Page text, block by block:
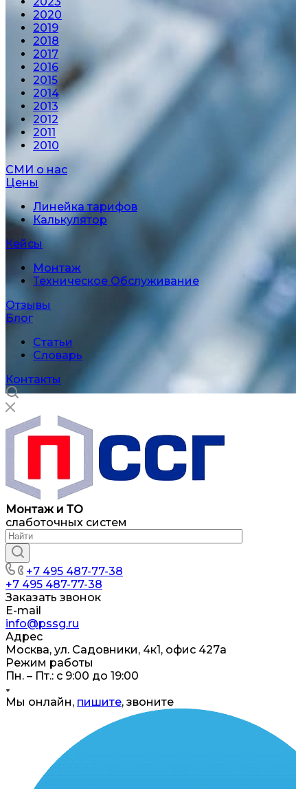
2020
2019
2018
2017
2016
2015
2014
2013
2012
2011
2010
СМИ о нас
Цены
Линейка тарифов
Калькулятор
Кейсы
Монтаж
Техническое Обслуживание
Отзывы
Блог
Статьи
Словарь
Контакты
Монтаж и ТО
слаботочных систем
+7 495 487-77-38
+7 495 487-77-38
Заказать звонок
E-mail
info@pssg.ru
Адрес
Москва, ул. Садовники, 4к1, офис 427а
Режим работы
Пн. – Пт.: с 9:00 до 19:00
Мы онлайн, пишите, звоните